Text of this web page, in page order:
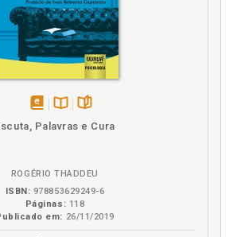
disponível
em
Palavras e Cura
ROGÉRIO THADDEU
ISBN: 978853629249-6
Páginas: 118
em: 26/11/2019